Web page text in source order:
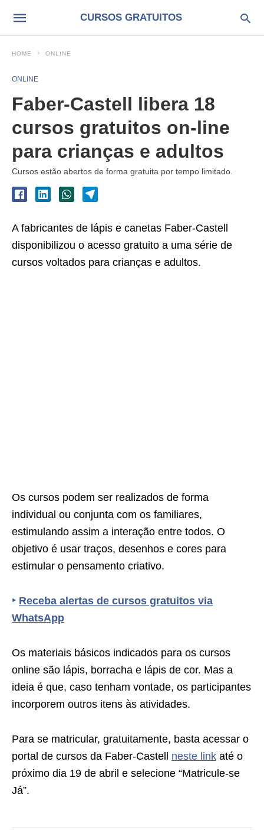
CURSOS GRATUITOS
HOME ONLINE
ONLINE
Faber-Castell libera 18
cursos gratuitos on-line
para crianças e adultos
Cursos estão abertos de forma gratuita por tempo limitado.
A fabricantes de lápis e canetas Faber-Castell
disponibilizou o acesso gratuito a uma série de
cursos voltados para crianças e adultos.
Os cursos podem ser realizados de forma
individual ou conjunta com os familiares,
estimulando assim a interação entre todos. O
objetivo é usar traços, desenhos e cores para
estimular o pensamento criativo.
‣ Receba alertas de cursos gratuitos via
WhatsApp
Os materiais básicos indicados para os cursos
online são lápis, borracha e lápis de cor. Mas a
ideia é que, caso tenham vontade, os participantes
incorporem outros itens às atividades.
Para se matricular, gratuitamente, basta acessar o
portal de cursos da Faber-Castell neste link até o
próximo dia 19 de abril e selecione “Matricule-se
Já”.